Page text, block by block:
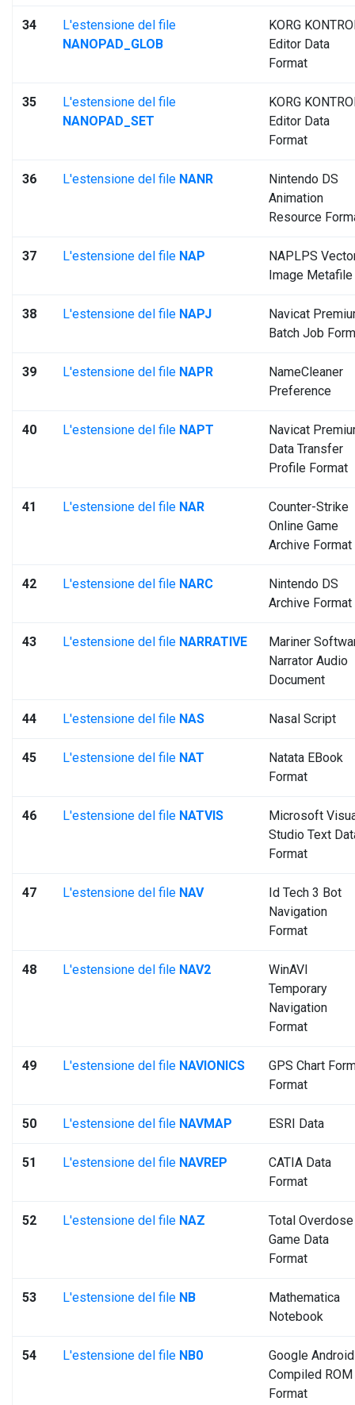
34
L'estensione del file
NANOPAD_GLOB
KORG
Editor Data
Format
35
L'estensione del file
NANOPAD_SET
KORG
Editor Data
Format
36 L'estensione del file NANR
Nintendo DS
Animation
Resource
37 L'estensione del file NAP
NAPLPS
Image Metafile
38 L'estensione del file NAPJ
Navicat
Batch Job
39 L'estensione del file NAPR
NameCleaner
Preference
40 L'estensione del file NAPT
Navicat
Data Transfer
Profile Format
41 L'estensione del file NAR
Counter-Strike
Online Game
Archive Format
42 L'estensione del file NARC
Nintendo DS
Archive Format
43 L'estensione del file NARRATIVE
Mariner
Narrator Audio
Document
44 L'estensione del file NAS Nasal Script
45 L'estensione del file NAT
Natata EBook
Format
46 L'estensione del file NATVIS
Microsoft
Studio Text
Format
47 L'estensione del file NAV
Id Tech 3 Bot
Navigation
Format
48 L'estensione del file NAV2
WinAVI
Temporary
Navigation
Format
49 L'estensione del file NAVIONICS
GPS Chart
Format
50 L'estensione del file NAVMAP ESRI Data
51 L'estensione del file NAVREP
CATIA Data
Format
52 L'estensione del file NAZ
Total Overdose
Game Data
Format
53 L'estensione del file NB
Mathematica
Notebook
54 L'estensione del file NB0
Google Android
Compiled ROM
Format